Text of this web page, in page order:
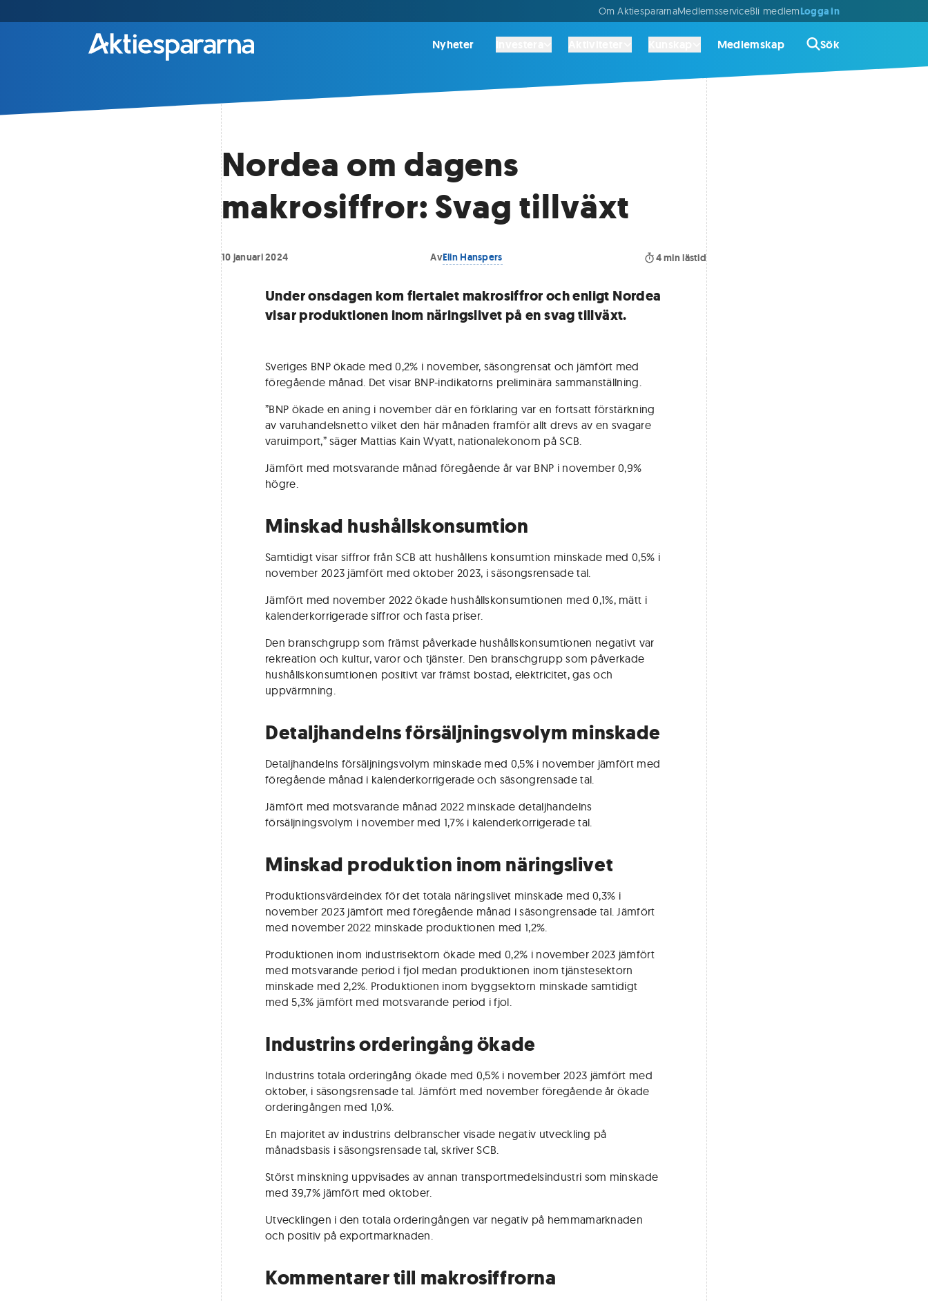
Om AktiespararnaMedlemsserviceBli medlemLogga in
Nyheter Medlemskap Sök
Nordea om dagens
makrosiffror: Svag tillväxt
10 januari 2024 AvElin Hanspers 4min lästid
Under onsdagen kom flertalet makrosiffror och enligt Nordea
visar produktionen inom näringslivet på en svag tillväxt.
Sveriges BNP ökade med 0,2% i november, säsongrensat och jämfört med
föregående månad. Det visar BNP-indikatorns preliminära sammanställning.
”BNP ökade en aning i november där en förklaring var en fortsatt förstärkning
av varuhandelsnetto vilket den här månaden framför allt drevs av en svagare
varuimport,” säger Mattias Kain Wyatt, nationalekonom på SCB.
Jämfört med motsvarande månad föregående år var BNP i november 0,9%
högre.
Minskad hushållskonsumtion
Samtidigt visar siffror från SCB att hushållens konsumtion minskade med 0,5% i
november 2023 jämfört med oktober 2023, i säsongsrensade tal.
Jämfört med november 2022 ökade hushållskonsumtionen med 0,1%, mätt i
kalenderkorrigerade siffror och fasta priser.
Den branschgrupp som främst påverkade hushållskonsumtionen negativt var
rekreation och kultur, varor och tjänster. Den branschgrupp som påverkade
hushållskonsumtionen positivt var främst bostad, elektricitet, gas och
uppvärmning.
Detaljhandelns försäljningsvolym minskade
Detaljhandelns försäljningsvolym minskade med 0,5% i november jämfört med
föregående månad i kalenderkorrigerade och säsongrensade tal.
Jämfört med motsvarande månad 2022 minskade detaljhandelns
försäljningsvolym i november med 1,7% i kalenderkorrigerade tal.
Minskad produktion inom näringslivet
Produktionsvärdeindex för det totala näringslivet minskade med 0,3% i
november 2023 jämfört med föregående månad i säsongrensade tal. Jämfört
med november 2022 minskade produktionen med 1,2%.
Produktionen inom industrisektorn ökade med 0,2% i november 2023 jämfört
med motsvarande period i fjol medan produktionen inom tjänstesektorn
minskade med 2,2%. Produktionen inom byggsektorn minskade samtidigt
med 5,3% jämfört med motsvarande period i fjol.
Industrins orderingång ökade
Industrins totala orderingång ökade med 0,5% i november 2023 jämfört med
oktober, i säsongsrensade tal. Jämfört med november föregående år ökade
orderingången med 1,0%.
En majoritet av industrins delbranscher visade negativ utveckling på
månadsbasis i säsongsrensade tal, skriver SCB.
Störst minskning uppvisades av annan transportmedelsindustri som minskade
med 39,7% jämfört med oktober.
Utvecklingen i den totala orderingången var negativ på hemmamarknaden
och positiv på exportmarknaden.
Kommentarer till makrosiffrorna